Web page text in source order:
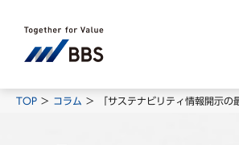
TOP コラム 「サステナビリティ情報開示の